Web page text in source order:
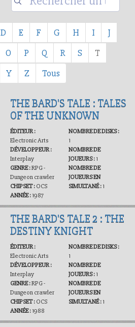
D E F G H I
J
O P Q R S
T
Y Z Tous
THE BARD'S TALE : TALES
OF THE UNKNOWN
ÉDITEUR :
Electronic Arts
DÉVELOPPEUR :
Interplay
GENRE :RPG -
Dungeon crawler
CHIPSET :OCS
ANNÉE :1987
NOMBRE DE DISKS :
1
NOMBRE DE
JOUEURS :1
NOMBRE DE
JOUEURS EN
SIMULTANÉ :1
THE BARD'S TALE 2 : THE
DESTINY KNIGHT
ÉDITEUR :
Electronic Arts
DÉVELOPPEUR :
Interplay
GENRE :RPG -
Dungeon crawler
CHIPSET :OCS
ANNÉE :1988
NOMBRE DE DISKS :
1
NOMBRE DE
JOUEURS :1
NOMBRE DE
JOUEURS EN
SIMULTANÉ :1